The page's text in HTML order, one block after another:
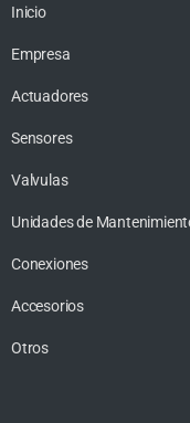
Inicio
Empresa
Actuadores
Sensores
Valvulas
Unidades de
Conexiones
Accesorios
Otros